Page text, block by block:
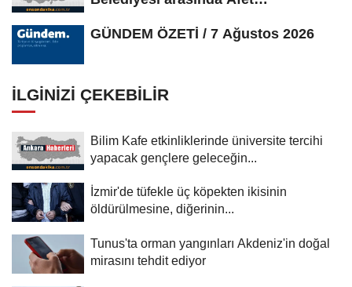
GÜNDEM ÖZETİ / 7 Ağustos 2026
İLGINIZI ÇEKEBILIR
Bilim Kafe etkinliklerinde üniversite tercihi
yapacak gençlere geleceğin...
İzmir'de tüfekle üç köpekten ikisinin
öldürülmesine, diğerinin...
Tunus'ta orman yangınları Akdeniz'in doğal
mirasını tehdit ediyor